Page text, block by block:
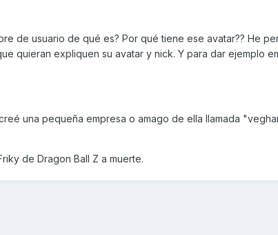
de usuario de qué es? Por qué tiene ese avatar?? He
quieran expliquen su avatar y nick. Y para dar ejemplo
una pequeña empresa o amago de ella llamada
de Dragon Ball Z a muerte.